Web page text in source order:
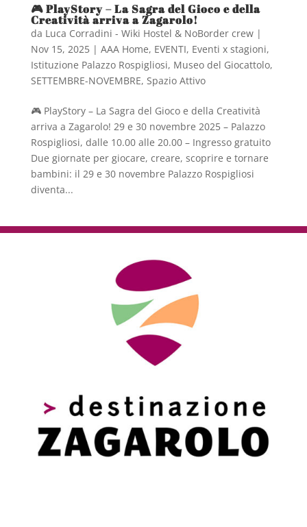
🎮 PlayStory – La Sagra del Gioco e della
Creatività arriva a Zagarolo!
da Luca Corradini - Wiki Hostel & NoBorder crew|
Nov 15, 2025| AAA Home, EVENTI, Eventi x stagioni,
Istituzione Palazzo Rospigliosi, Museo del Giocattolo,
SETTEMBRE-NOVEMBRE, Spazio Attivo
🎮 PlayStory – La Sagra del Gioco e della Creatività
arriva a Zagarolo! 29 e 30 novembre 2025 – Palazzo
Rospigliosi, dalle 10.00 alle 20.00 – Ingresso gratuito
Due giornate per giocare, creare, scoprire e tornare
bambini: il 29 e 30 novembre Palazzo Rospigliosi
diventa...